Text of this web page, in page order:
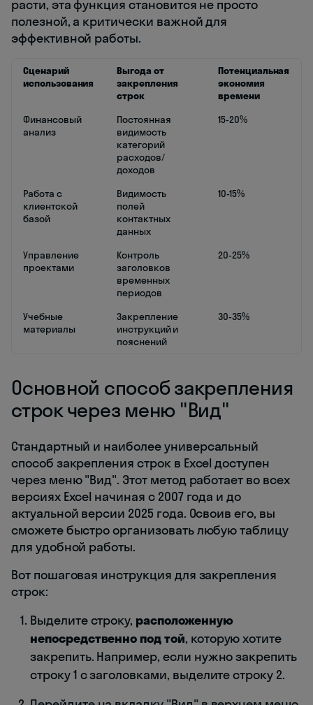
расти, эта функция становится не просто
полезной, а критически важной для
эффективной работы.
Сценарий
использования
Выгода от
закрепления
строк
Потенциальная
экономия
времени
Финансовый
анализ
Постоянная
видимость
категорий
расходов/
доходов
15-20%
Работа с
клиентской
базой
Видимость
полей
контактных
данных
10-15%
Управление
проектами
Контроль
заголовков
временных
периодов
20-25%
Учебные
материалы
Закрепление
инструкций и
пояснений
30-35%
Основной способ закрепления
строк через меню "Вид"
Стандартный и наиболее универсальный
способ закрепления строк в Excel доступен
через меню "Вид". Этот метод работает во всех
версиях Excel начиная с 2007 года и до
актуальной версии 2025 года. Освоив его, вы
сможете быстро организовать любую таблицу
для удобной работы.
Вот пошаговая инструкция для закрепления
строк:
Выделите строку, расположенную
непосредственно под той, которую хотите
закрепить. Например, если нужно закрепить
строку 1 с заголовками, выделите строку 2.